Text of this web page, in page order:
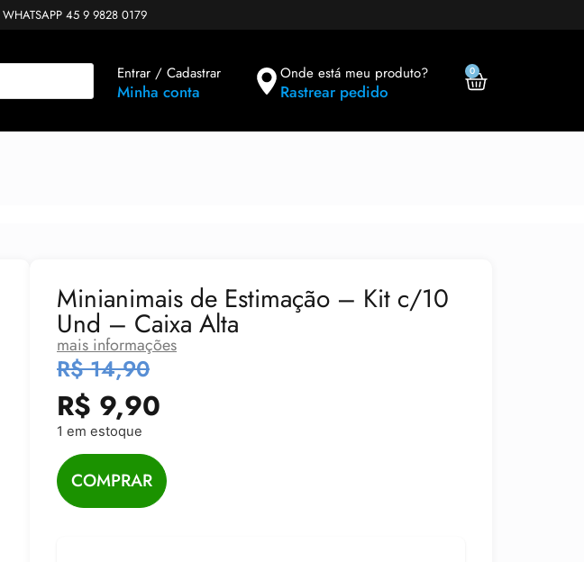
45 9 9828 0179
Entrar / Cadastrar
Minha conta
Onde está meu produto?
Rastrear pedido
0
Minianimais de Estimação – Kit c/10
Und – Caixa Alta
mais informações
R$14,90
R$ 9,90
1 em estoque
COMPRAR